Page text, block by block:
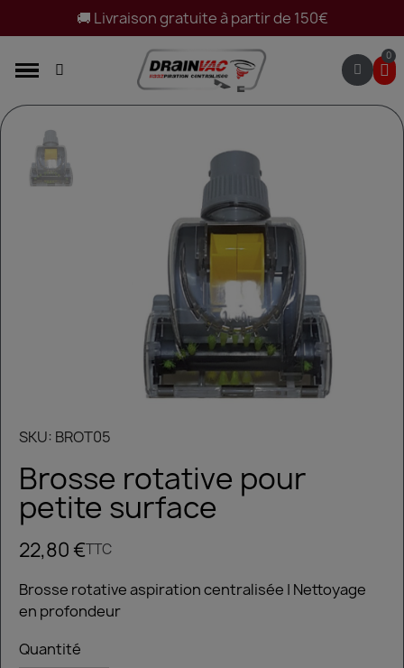
🚚 Livraison gratuite à partir de 150€
SKU BROT05
Brosse rotative pour
petite surface
22,80 €TTC
Brosse rotative aspiration centralisée | Nettoyage
en profondeur
Quantité